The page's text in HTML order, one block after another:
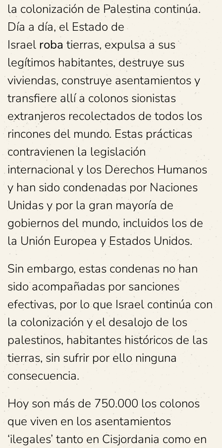
la colonización de Palestina continúa.
Día a día, el Estado de
Israel roba tierras, expulsa a sus
legítimos habitantes, destruye sus
viviendas, construye asentamientos y
transfiere allí a colonos sionistas
extranjeros recolectados de todos los
rincones del mundo. Estas prácticas
contravienen la legislación
internacional y los Derechos Humanos
y han sido condenadas por Naciones
Unidas y por la gran mayoría de
gobiernos del mundo, incluidos los de
la Unión Europea y Estados Unidos.
Sin embargo, estas condenas no han
sido acompañadas por sanciones
efectivas, por lo que Israel continúa con
la colonización y el desalojo de los
palestinos, habitantes históricos de las
tierras, sin sufrir por ello ninguna
consecuencia.
Hoy son más de 750.000 los colonos
que viven en los asentamientos
‘ilegales’ tanto en Cisjordania como en